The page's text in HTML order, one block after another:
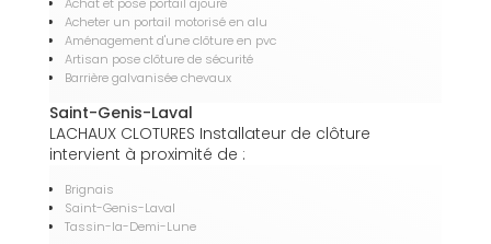
Achat et pose portail ajouré
Acheter un portail motorisé en alu
Aménagement d'une clôture en pvc
Artisan pose clôture de sécurité
Barrière galvanisée chevaux
Saint-Genis-Laval
LACHAUX CLOTURES Installateur de clôture
intervient à proximité de :
Brignais
Saint-Genis-Laval
Tassin-la-Demi-Lune